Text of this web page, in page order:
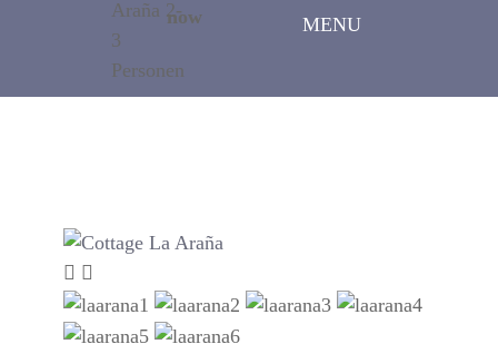
MENU
now